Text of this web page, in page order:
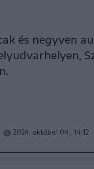
és negyven
2024. október 04., 14:12